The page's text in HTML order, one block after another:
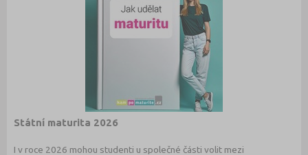
Státní maturita 2026
I v roce 2026 mohou studenti u společné části volit mezi